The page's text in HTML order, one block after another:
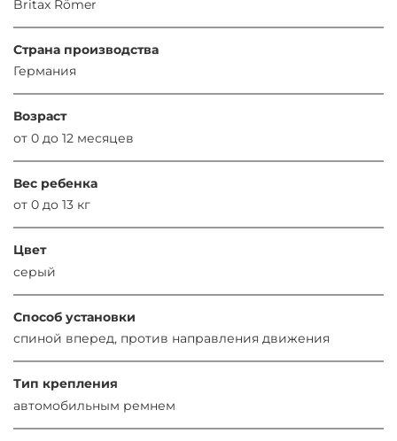
Britax Römer
Страна производства
Германия
Возраст
от 0 до 12 месяцев
Вес ребенка
от 0 до 13 кг
Цвет
серый
Способ установки
спиной вперед, против направления движения
Тип крепления
автомобильным ремнем